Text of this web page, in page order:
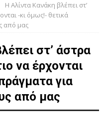
Η Αλίντα Κανάκη βλέπει στ’
-κι όμως!- θετικά
από μας
στ’ άστρα
να έρχονται
για
από μας